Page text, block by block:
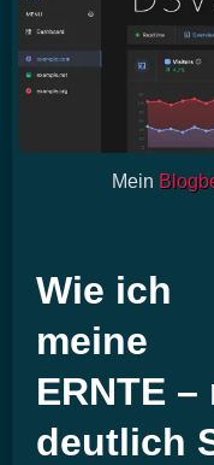
Mein
Wie ich
meine
ERNTE
deutlich